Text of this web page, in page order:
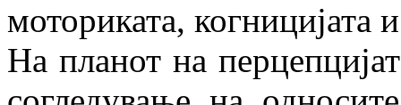
моториката, когницијата
На планот на